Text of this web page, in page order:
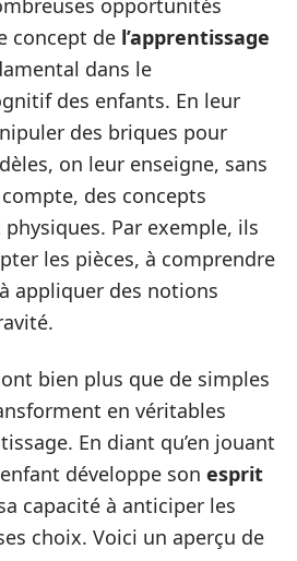
opportunités
concept de l’apprentissage
dans le
des enfants. En leur
des briques pour
on leur enseigne, sans
compte, des concepts
Par exemple, ils
les pièces, à comprendre
appliquer des notions
bien plus que de simples
en véritables
En diant qu’en jouant
développe son esprit
capacité à anticiper les
choix. Voici un aperçu de